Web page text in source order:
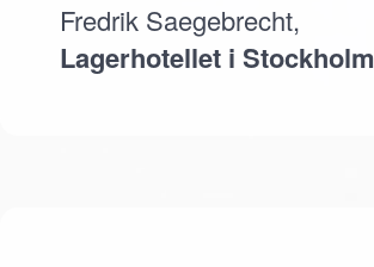
Fredrik Saegebrecht,
Lagerhotellet i